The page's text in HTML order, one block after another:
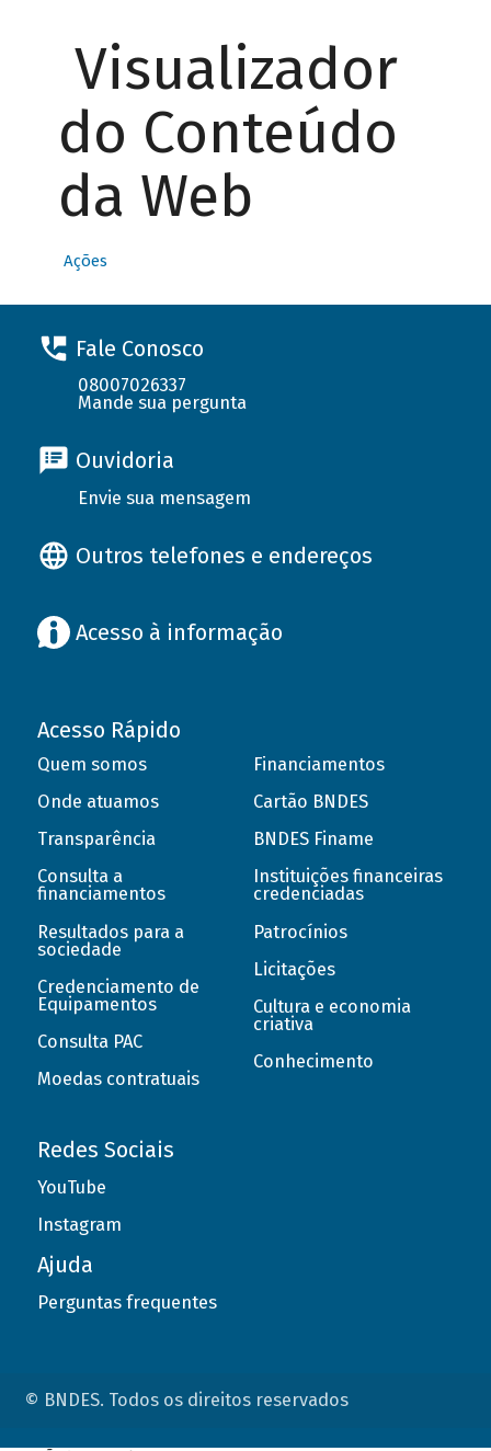
Visualizador
do Conteúdo
da Web
Ações
Fale Conosco
08007026337
Mande sua pergunta
Ouvidoria
Envie sua mensagem
Outros telefones e endereços
Acesso à informação
Acesso Rápido
Quem somos
Onde atuamos
Transparência
Consulta a
financiamentos
Resultados para a
sociedade
Credenciamento de
Equipamentos
Consulta PAC
Moedas contratuais
Financiamentos
Cartão BNDES
BNDES Finame
Instituições financeiras
credenciadas
Patrocínios
Licitações
Cultura e economia
criativa
Conhecimento
Redes Sociais
YouTube
Instagram
Ajuda
Perguntas frequentes
© BNDES. Todos os direitos reservados